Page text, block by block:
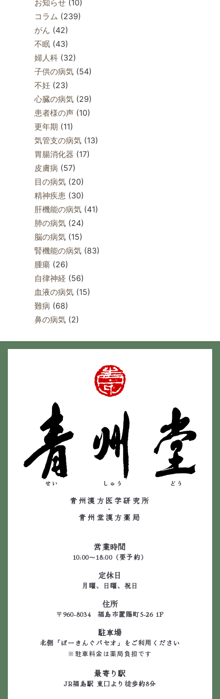
お知らせ (10)
コラム (239)
がん (42)
不眠 (43)
婦人科 (32)
子供の病気 (54)
不妊 (23)
心臓の病気 (29)
患者様の声 (10)
更年期 (11)
気管支の病気 (13)
胃腸消化器 (17)
皮膚病 (57)
目の病気 (20)
精神疾患 (30)
肝機能の病気 (41)
肺の病気 (24)
脳の病気 (15)
腎機能の病気 (83)
腫瘍 (26)
自律神経 (56)
血液の病気 (15)
難病 (68)
鼻の病気 (2)
青州漢方医学研究所
・
青州堂漢方薬局
営業時間
10:00～18:00（要予約）
定休日
月曜、日曜、祝日
住所
〒960-8034 福島市置賜町5-26 1F
駐車場
北側「ぱーきんぐパセオ」をご利用ください
※駐車料金は薬局負担です
最寄り駅
JR福島駅 東口より徒歩約8分